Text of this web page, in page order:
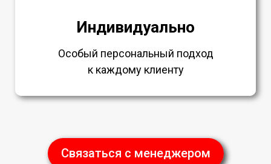
Индивидуально
Особый персональный подход
к каждому клиенту
Связаться с менеджером